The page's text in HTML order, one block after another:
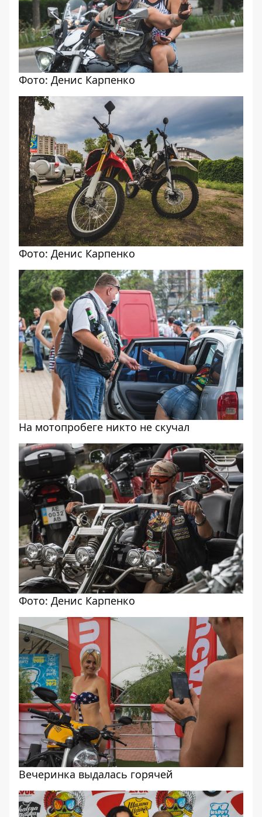
Фото: Денис Карпенко
Фото: Денис Карпенко
На мотопробеге никто не скучал
Фото: Денис Карпенко
Вечеринка выдалась горячей